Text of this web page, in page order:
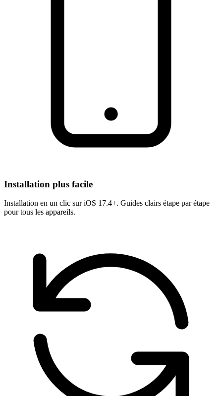
Installation plus facile
Installation en un clic sur iOS 17.4+. Guides clairs étape par étape
pour tous les appareils.